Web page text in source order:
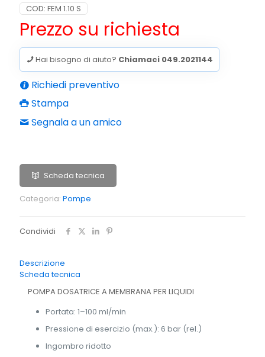
COD: FEM 1.10 S
Prezzo su richiesta
Hai bisogno di aiuto? Chiamaci 049.2021144
Richiedi preventivo
Stampa
Segnala a un amico
Scheda tecnica
Categoria: Pompe
Condividi
Descrizione
Scheda tecnica
POMPA DOSATRICE A MEMBRANA PER LIQUIDI
Portata: 1–100 ml/min
Pressione di esercizio (max.): 6 bar (rel.)
Ingombro ridotto